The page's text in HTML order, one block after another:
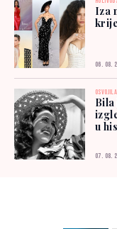
Iza
06. 08.
Bila
u
07. 08.